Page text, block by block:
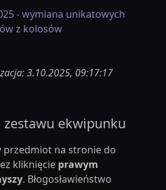
- wymiana unikatowych
z kolosów
3.10.2025, 09:17:17
zestawu ekwipunku
przedmiot na stronie do
kliknięcie prawym
. Błogosławieństwo